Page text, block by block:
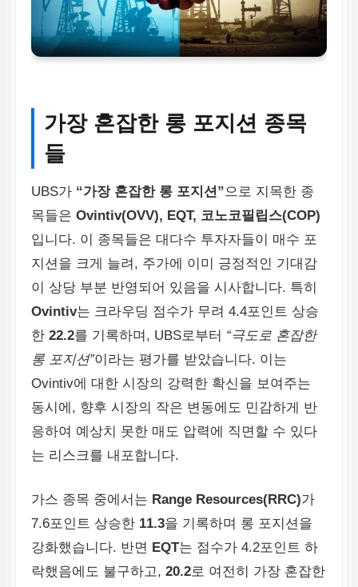
가장 혼잡한 롱 포지션 종목
들
UBS가 “가장 혼잡한 롱 포지션”으로 지목한 종
목들은Ovintiv(OVV), EQT, 코노코필립스(COP)
입니다. 이 종목들은 대다수 투자자들이 매수 포
지션을 크게 늘려, 주가에 이미 긍정적인 기대감
이 상당 부분 반영되어 있음을 시사합니다. 특히
Ovintiv는 크라우딩 점수가 무려 4.4포인트 상승
한22.2를 기록하며, UBS로부터 “극도로 혼잡한
롱 포지션”이라는 평가를 받았습니다. 이는
Ovintiv에 대한 시장의 강력한 확신을 보여주는
동시에, 향후 시장의 작은 변동에도 민감하게 반
응하여 예상치 못한 매도 압력에 직면할 수 있다
는 리스크를 내포합니다.
가스 종목 중에서는 Range Resources(RRC)가
7.6포인트 상승한 11.3을 기록하며 롱 포지션을
강화했습니다. 반면 EQT는 점수가 4.2포인트 하
락했음에도 불구하고,20.2로 여전히 가장 혼잡한